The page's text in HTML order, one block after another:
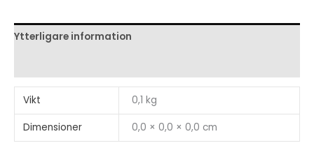
Ytterligare information
Vikt 0,1 kg
Dimensioner 0,0 × 0,0 × 0,0 cm